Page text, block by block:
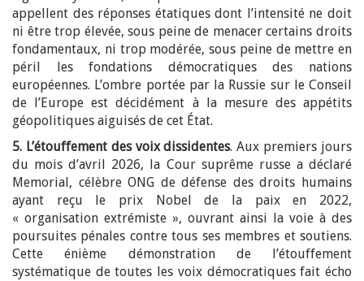
appellent des réponses étatiques dont l’intensité ne doit
ni être trop élevée, sous peine de menacer certains droits
fondamentaux, ni trop modérée, sous peine de mettre en
péril les fondations démocratiques des nations
européennes. L’ombre portée par la Russie sur le Conseil
de l’Europe est décidément à la mesure des appétits
géopolitiques aiguisés de cet État.
5. L’étouffement des voix dissidentes. Aux premiers jours
du mois d’avril 2026, la Cour suprême russe a déclaré
Memorial, célèbre ONG de défense des droits humains
ayant reçu le prix Nobel de la paix en 2022,
« organisation extrémiste », ouvrant ainsi la voie à des
poursuites pénales contre tous ses membres et soutiens.
Cette énième démonstration de l’étouffement
systématique de toutes les voix démocratiques fait écho